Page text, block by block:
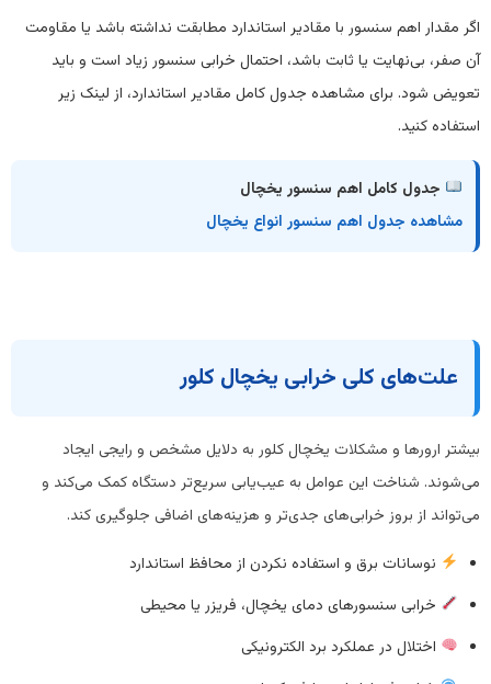
اگر مقدار اهم سنسور با مقادیر استاندارد مطابقت نداشته باشد یا مقاومت
آن صفر، بی‌نهایت یا ثابت باشد، احتمال خرابی سنسور زیاد است و باید
تعویض شود. برای مشاهده جدول کامل مقادیر استاندارد، از لینک زیر
استفاده کنید.
جدول کامل اهم سنسور یخچال
مشاهده جدول اهم سنسور انواع یخچال
علت‌های کلی خرابی یخچال کلور
بیشتر ارورها و مشکلات یخچال کلور به دلایل مشخص و رایجی ایجاد
می‌شوند. شناخت این عوامل به عیب‌یابی سریع‌تر دستگاه کمک می‌کند و
می‌تواند از بروز خرابی‌های جدی‌تر و هزینه‌های اضافی جلوگیری کند.
نوسانات برق و استفاده نکردن از محافظ استاندارد
خرابی سنسورهای دمای یخچال، فریزر یا محیطی
اختلال در عملکرد برد الکترونیکی